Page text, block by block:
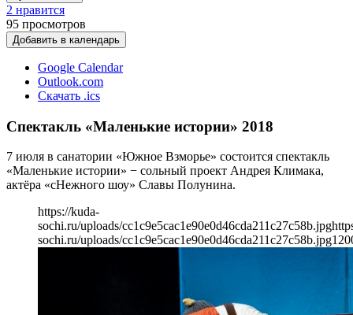
2 нравится
95 просмотров
Добавить в календарь
Google Calendar
Outlook.com
Скачать .ics
Спектакль «Маленькие истории» 2018
7 июля в санатории «Южное Взморье» состоится спектакль
«Маленькие истории» − сольный проект Андрея Климака,
актёра «сНежного шоу» Славы Полунина.
https://kuda-
sochi.ru/uploads/cc1c9e5cac1e90e0d46cda211c27c58b.jpg
sochi.ru/uploads/cc1c9e5cac1e90e0d46cda211c27c58b.jpg